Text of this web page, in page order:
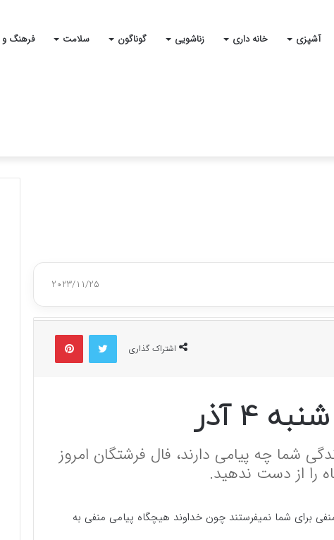
آشپزی خانه داری زناشویی گوناگون سلامت فرهنگ و
2023/11/25
اشتراک گذاری
توییتر پینتریست
4 آذر
شما چه پیامی دارند، فال فرشتگان امروز
برای شما نمیفرستند چون خداوند هیچگاه پیامی منفی به